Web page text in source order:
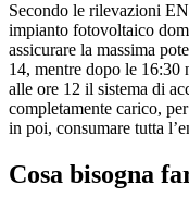
Secondo le rilevazioni
impianto fotovoltaico
assicurare la massima
14, mentre dopo le 16:30
alle ore 12 il sistema di
completamente carico,
in poi, consumare tutta
Cosa bisogna